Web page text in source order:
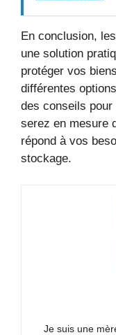
En conclusion,
une solution
protéger vos
différentes
des conseils
serez en mesure
répond à vos
stockage.
Je suis une